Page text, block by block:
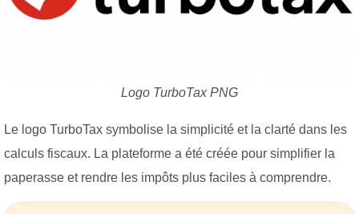
Logo TurboTax PNG
Le logo TurboTax symbolise la simplicité et la clarté dans les
calculs fiscaux. La plateforme a été créée pour simplifier la
paperasse et rendre les impôts plus faciles à comprendre.